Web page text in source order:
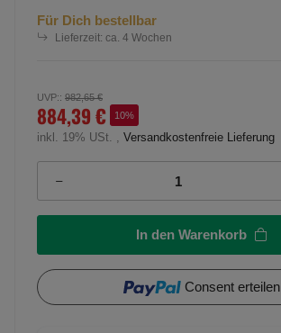
Für Dich bestellbar
Lieferzeit: ca. 4 Wochen
UVP:: 982,65 €
884,39 € 10%
inkl. 19% USt. , Versandkostenfreie Lieferung
In den Warenkorb
Consent erteilen